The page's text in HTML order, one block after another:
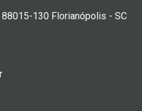
88015-130 Florianópolis - SC